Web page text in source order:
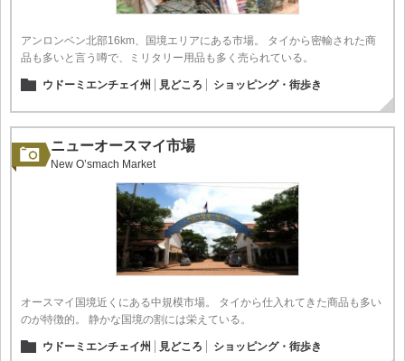
アンロンベン北部16km、国境エリアにある市場。 タイから密輸された商
品も多いと言う噂で、ミリタリー用品も多く売られている。
ウドーミエンチェイ州 見どころ ショッピング・街歩き
ニューオースマイ市場
New O’smach Market
オースマイ国境近くにある中規模市場。 タイから仕入れてきた商品も多い
のが特徴的。 静かな国境の割には栄えている。
ウドーミエンチェイ州 見どころ ショッピング・街歩き